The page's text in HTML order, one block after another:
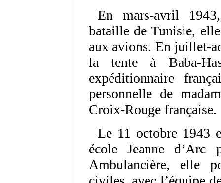
En mars-avril
bataille de Tunisie,
aux avions. En juillet-
la tente à Baba-
expéditionnaire
personnelle de
Croix-Rouge française.
Le 11 octobre 1943
école Jeanne d’Arc
Ambulancière, elle